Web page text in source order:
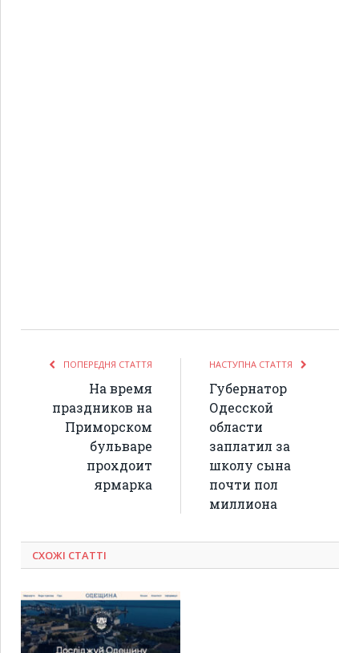
ПОПЕРЕДНЯ СТАТТЯ
На время
праздников на
Приморском
бульваре
прохдоит
ярмарка
НАСТУПНА СТАТТЯ
Губернатор
Одесской
области
заплатил за
школу сына
почти пол
миллиона
СХОЖІ СТАТТІ